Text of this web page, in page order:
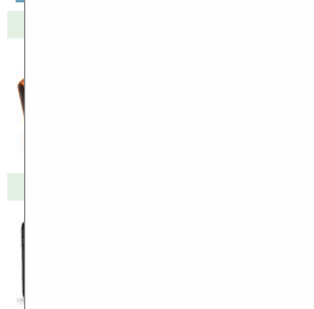
Nokia N8 — первый
Сегодня компания Nokia
системе Symbian^3.
функций: поддержку
Nokia
социальных сетях
Компания Nokia
удобную работу в
QWERTY-клавиатуру и